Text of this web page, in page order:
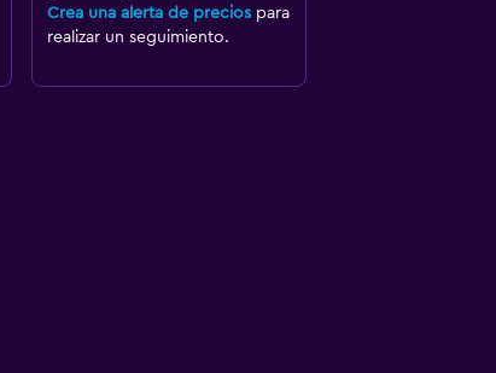
Crea una alerta de preciospara
realizar un seguimiento.